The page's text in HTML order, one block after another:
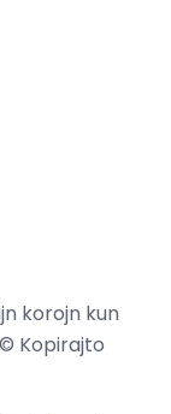
korojn kun
Kopirajto